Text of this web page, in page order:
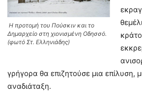
Η προτομή του Πούσκιν και το
Δημαρχείο στη χιονισμένη Οδησσό.
(φωτό Στ. Ελληνιάδης)
γρήγορα θα επιζητούσε μια επίλυση,
αναδιάταξη.